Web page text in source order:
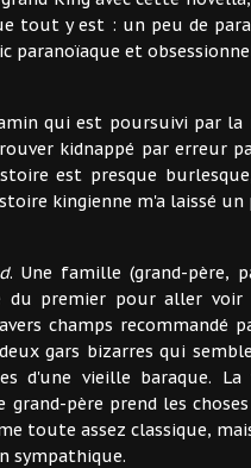
tout y est : un peu de
paranoïaque et
qui est poursuivi par la
kidnappé par erreur
est presque
kingienne m'a laissé un
. Une famille (grand-père,
du premier pour aller
champs recommandé
gars bizarres qui
d'une vieille baraque.
père prend les
toute assez classique,
sympathique.